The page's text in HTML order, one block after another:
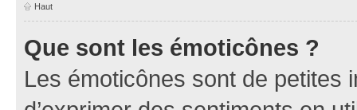
Haut
Que sont les émoticônes ?
Les émoticônes sont de petites